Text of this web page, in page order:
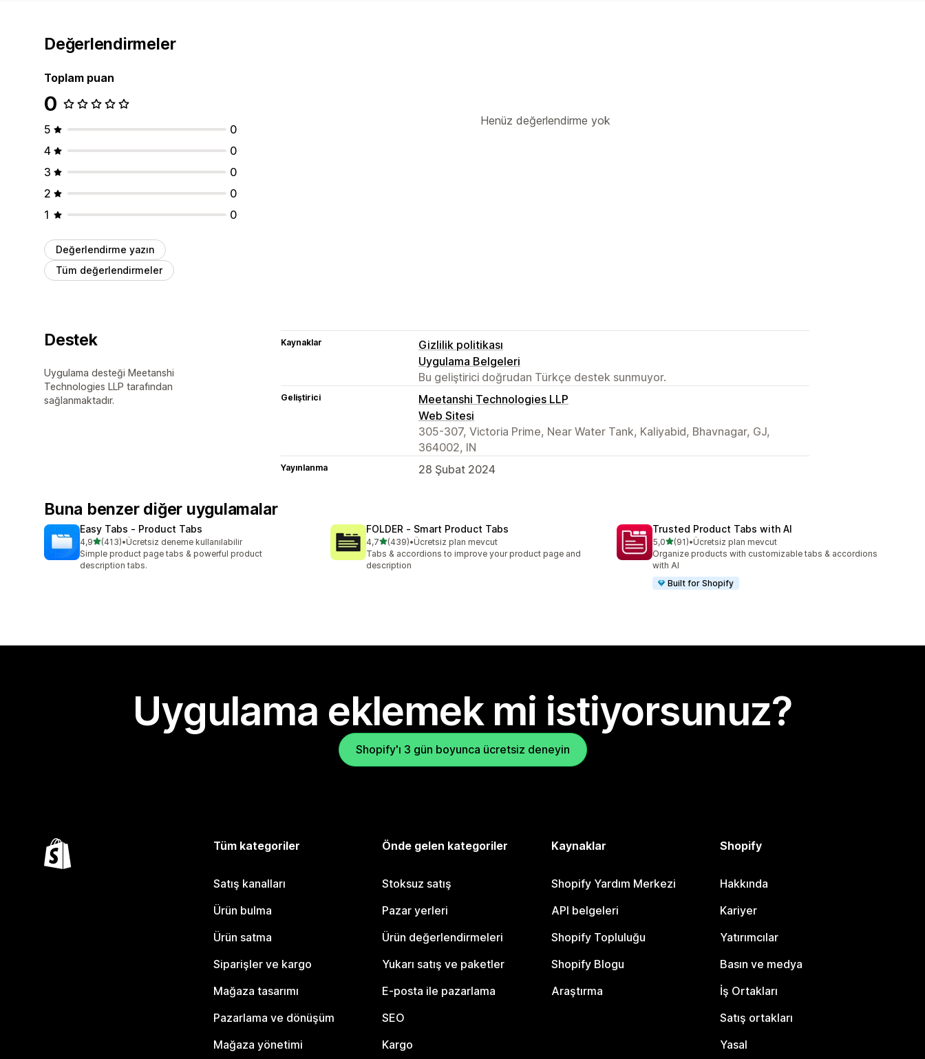
Değerlendirmeler
Toplam puan
0
5
0
4
0
3
0
2
0
1
0
Değerlendirme yazın
Tüm değerlendirmeler
Henüz değerlendirme yok
Destek
Uygulama desteği Meetanshi
Technologies LLP tarafından
sağlanmaktadır.
Kaynaklar
Gizlilik politikası
Uygulama Belgeleri
Bu geliştirici doğrudan Türkçe destek sunmuyor.
Geliştirici
Meetanshi Technologies LLP
Web Sitesi
305-307, Victoria Prime, Near Water Tank, Kaliyabid, Bhavnagar, GJ,
364002, IN
Yayınlanma 28 Şubat 2024
Buna benzer diğer uygulamalar
Easy Tabs ‑ Product Tabs
4,95 yıldız üzerinden
(413)
toplam 413 değerlendirme
•Ücretsiz deneme kullanılabilir
Simple product page tabs & powerful product
description tabs.
FOLDER ‑ Smart Product Tabs
4,75 yıldız üzerinden
(439)
toplam 439 değerlendirme
•Ücretsiz plan mevcut
Tabs & accordions to improve your product page and
description
Trusted Product Tabs with AI
5,05 yıldız üzerinden
(91)
toplam 91 değerlendirme
•Ücretsiz plan mevcut
Organize products with customizable tabs & accordions
with AI
Built for Shopify
Uygulama eklemek mi istiyorsunuz?
Shopify'ı 3 gün boyunca ücretsiz deneyin
Tüm kategoriler
Satış kanalları
Ürün bulma
Ürün satma
Siparişler ve kargo
Mağaza tasarımı
Pazarlama ve dönüşüm
Mağaza yönetimi
Önde gelen kategoriler
Stoksuz satış
Pazar yerleri
Ürün değerlendirmeleri
Yukarı satış ve paketler
E-posta ile pazarlama
SEO
Kargo
Kaynaklar
Shopify Yardım Merkezi
API belgeleri
Shopify Topluluğu
Shopify Blogu
Araştırma
Shopify
Hakkında
Kariyer
Yatırımcılar
Basın ve medya
İş Ortakları
Satış ortakları
Yasal